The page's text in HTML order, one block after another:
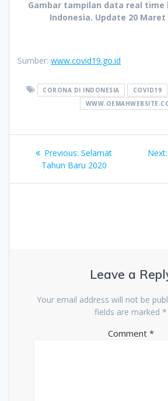
Gambar tampilan data real time
Indonesia. Update 20 Maret
Sumber: www.covid19.go.id
CORONA DI INDONESIA COVID19
Post
navigation
Previous: Previous
post:
Selamat
Tahun Baru 2020
Next:
Leave a
Your email address will not be
fields are marked *
Comment *